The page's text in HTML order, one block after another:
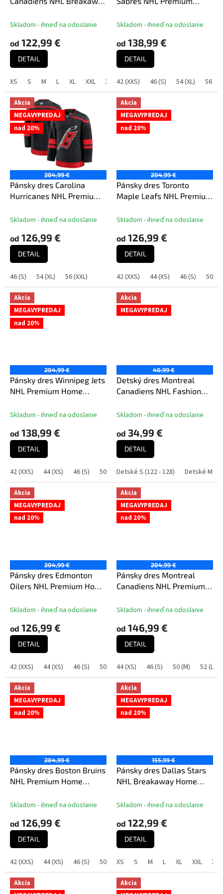
Skladom - ihneď na odoslanie
od 122,99 €
DETAIL
XS S M L XL XXL XXXL
Skladom - ihneď na odoslanie
od 138,99 €
DETAIL
42 (XXS) 46 (S) 54 (XL) 56
Akcia
MEGAVYPREDAJ
nad 20%
204,99 €
Pánsky dres Carolina
Hurricanes NHL Premium
Skladom - ihneď na odoslanie
od 126,99 €
DETAIL
46 (S) 54 (XL) 56 (XXL)
Akcia
MEGAVYPREDAJ
nad 20%
204,99 €
Pánsky dres Toronto
Maple Leafs NHL Premium
Skladom - ihneď na odoslanie
od 126,99 €
DETAIL
42 (XXS) 44 (XS) 46 (S) 50 (M)
Akcia
MEGAVYPREDAJ
nad 20%
204,99 €
Pánsky dres Winnipeg Jets
NHL Premium Home
Skladom - ihneď na odoslanie
od 138,99 €
DETAIL
42 (XXS) 44 (XS) 46 (S) 50 (M) 52 (L) 54 (XL) 56 (XXL)
Akcia
MEGAVYPREDAJ
40,99 €
Detský dres Montreal
Canadiens NHL Fashion
Skladom - ihneď na odoslanie
od 34,99 €
DETAIL
Detské S (122 - 128) Detské M
Akcia
MEGAVYPREDAJ
nad 20%
204,99 €
Pánsky dres Edmonton
Oilers NHL Premium Home
Skladom - ihneď na odoslanie
od 126,99 €
DETAIL
42 (XXS) 44 (XS) 46 (S) 50 (M) 52 (L) 54 (XL) 56 (XXL)
Akcia
MEGAVYPREDAJ
nad 20%
204,99 €
Pánsky dres Montreal
Canadiens NHL Premium
Skladom - ihneď na odoslanie
od 146,99 €
DETAIL
44 (XS) 46 (S) 50 (M) 52 (L)
Akcia
MEGAVYPREDAJ
nad 20%
204,99 €
Pánsky dres Boston Bruins
NHL Premium Home
Skladom - ihneď na odoslanie
od 126,99 €
DETAIL
42 (XXS) 44 (XS) 46 (S) 50 (M) 52 (L) 54 (XL) 56 (XXL)
Akcia
MEGAVYPREDAJ
nad 20%
155,99 €
Pánsky dres Dallas Stars
NHL Breakaway Home
Skladom - ihneď na odoslanie
od 122,99 €
DETAIL
XS S M L XL XXL
Akcia
Akcia